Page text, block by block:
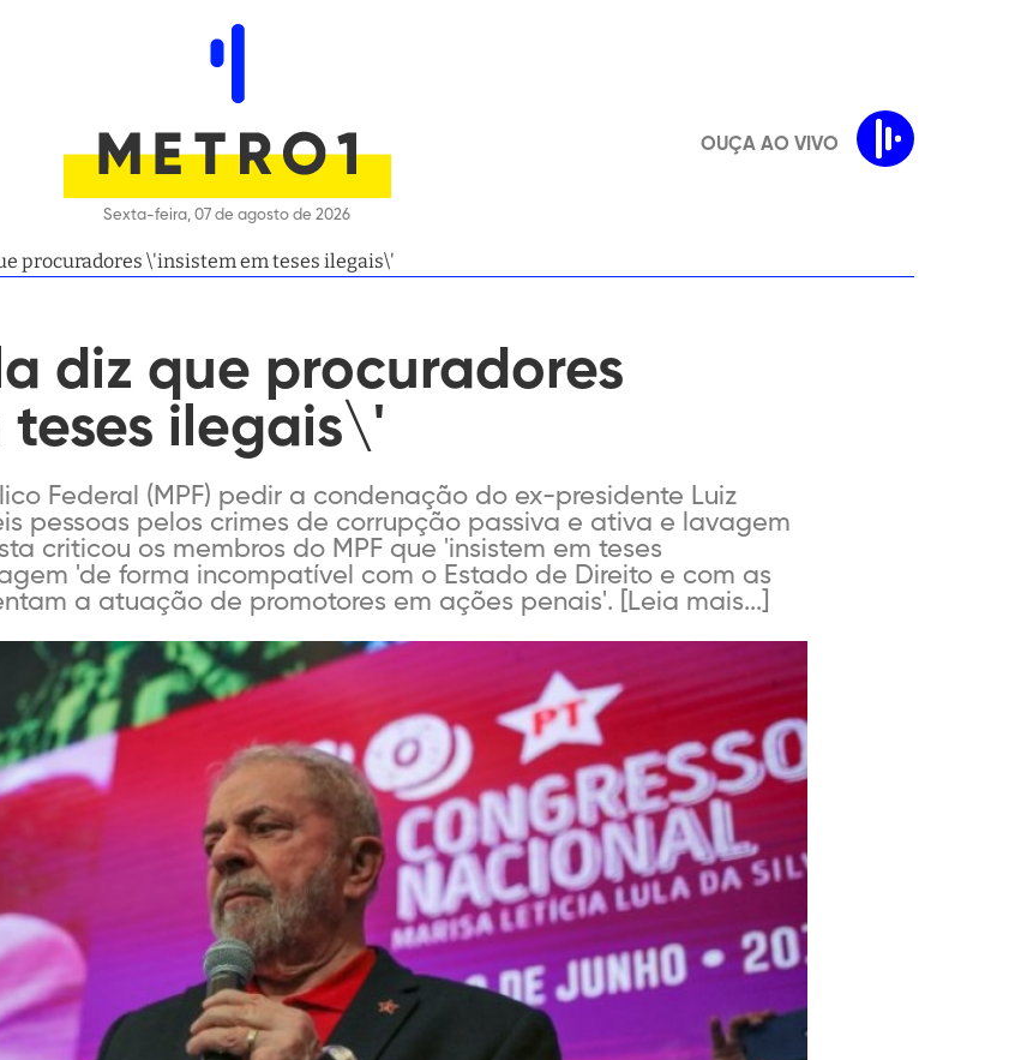
Sexta-feira, 07 de agosto de 2026
OUÇA AO VIVO
procuradores \'insistem em teses ilegais\'
diz que procuradores
teses ilegais\'
Federal (MPF) pedir a condenação do ex-presidente Luiz
pessoas pelos crimes de corrupção passiva e ativa e lavagem
criticou os membros do MPF que 'insistem em teses
'de forma incompatível com o Estado de Direito e com as
a atuação de promotores em ações penais'. [Leia mais...]